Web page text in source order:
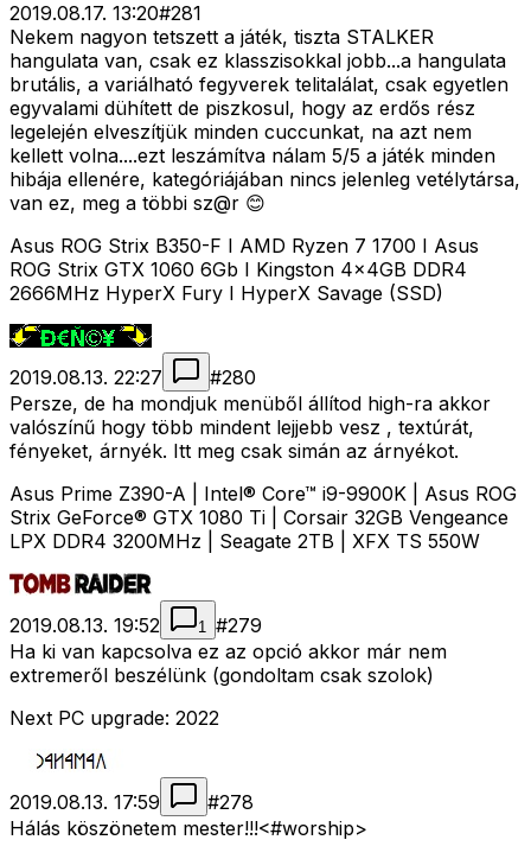
2019.08.17. 13:20#281
Nekem nagyon tetszett a játék, tiszta STALKER
hangulata van, csak ez klasszisokkal jobb...a hangulata
brutális, a variálható fegyverek telitalálat, csak egyetlen
egyvalami dühített de piszkosul, hogy az erdős rész
legelején elveszítjük minden cuccunkat, na azt nem
kellett volna....ezt leszámítva nálam 5/5 a játék minden
hibája ellenére, kategóriájában nincs jelenleg vetélytársa,
van ez, meg a többi sz@r 😊
Asus ROG Strix B350-F I AMD Ryzen 7 1700 I Asus
ROG Strix GTX 1060 6Gb I Kingston 4x4GB DDR4
2666MHz HyperX Fury I HyperX Savage (SSD)
2019.08.13. 22:27 #280
Persze, de ha mondjuk menüből állítod high-ra akkor
valószínű hogy több mindent lejjebb vesz , textúrát,
fényeket, árnyék. Itt meg csak simán az árnyékot.
Asus Prime Z390-A | Intel® Core™ i9-9900K | Asus ROG
Strix GeForce® GTX 1080 Ti | Corsair 32GB Vengeance
LPX DDR4 3200MHz | Seagate 2TB | XFX TS 550W
2019.08.13. 19:52 1 #279
Ha ki van kapcsolva ez az opció akkor már nem
extremeről beszélünk (gondoltam csak szolok)
Next PC upgrade: 2022
2019.08.13. 17:59 #278
Hálás köszönetem mester!!!<#worship>